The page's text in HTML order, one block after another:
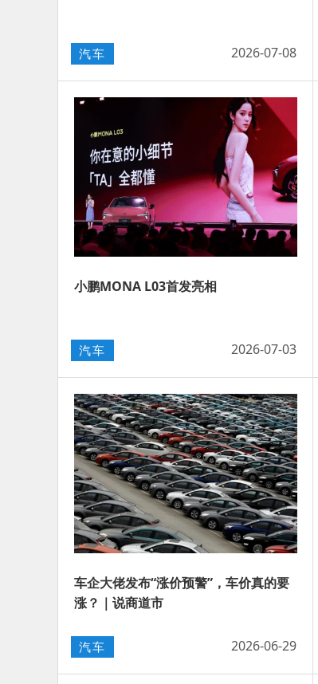
汽车 2026-07-08
小鹏MONA L03首发亮相
汽车 2026-07-03
车企大佬发布“涨价预警”，车价真的要
涨？｜说商道市
汽车 2026-06-29